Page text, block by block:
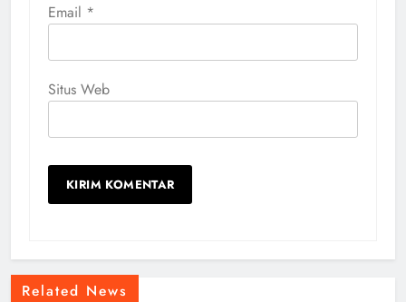
Email *
Situs Web
Related News